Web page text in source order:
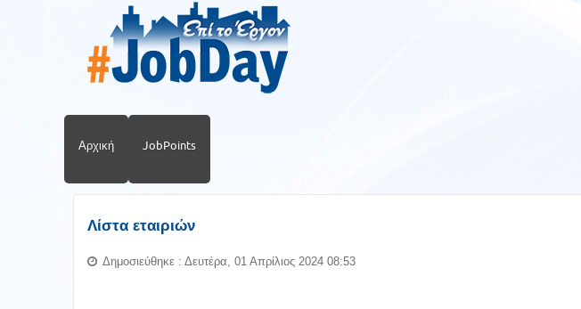
Αρχική JobPoints
Λίστα εταιριών
Δημοσιεύθηκε : Δευτέρα, 01 Απρίλιος 2024 08:53